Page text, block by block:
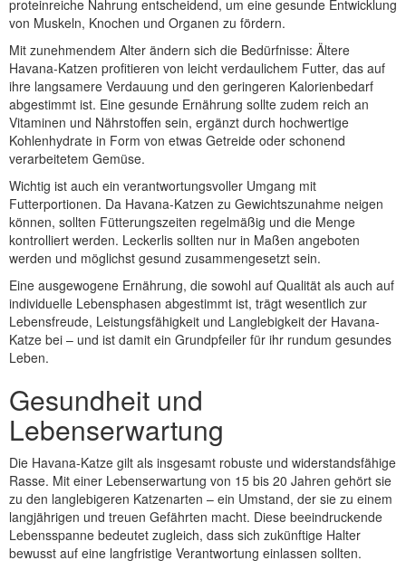
proteinreiche Nahrung entscheidend, um eine gesunde Entwicklung
von Muskeln, Knochen und Organen zu fördern.
Mit zunehmendem Alter ändern sich die Bedürfnisse: Ältere
Havana-Katzen profitieren von leicht verdaulichem Futter, das auf
ihre langsamere Verdauung und den geringeren Kalorienbedarf
abgestimmt ist. Eine gesunde Ernährung sollte zudem reich an
Vitaminen und Nährstoffen sein, ergänzt durch hochwertige
Kohlenhydrate in Form von etwas Getreide oder schonend
verarbeitetem Gemüse.
Wichtig ist auch ein verantwortungsvoller Umgang mit
Futterportionen. Da Havana-Katzen zu Gewichtszunahme neigen
können, sollten Fütterungszeiten regelmäßig und die Menge
kontrolliert werden. Leckerlis sollten nur in Maßen angeboten
werden und möglichst gesund zusammengesetzt sein.
Eine ausgewogene Ernährung, die sowohl auf Qualität als auch auf
individuelle Lebensphasen abgestimmt ist, trägt wesentlich zur
Lebensfreude, Leistungsfähigkeit und Langlebigkeit der Havana-
Katze bei – und ist damit ein Grundpfeiler für ihr rundum gesundes
Leben.
Gesundheit und
Lebenserwartung
Die Havana-Katze gilt als insgesamt robuste und widerstandsfähige
Rasse. Mit einer Lebenserwartung von 15 bis 20 Jahren gehört sie
zu den langlebigeren Katzenarten – ein Umstand, der sie zu einem
langjährigen und treuen Gefährten macht. Diese beeindruckende
Lebensspanne bedeutet zugleich, dass sich zukünftige Halter
bewusst auf eine langfristige Verantwortung einlassen sollten.